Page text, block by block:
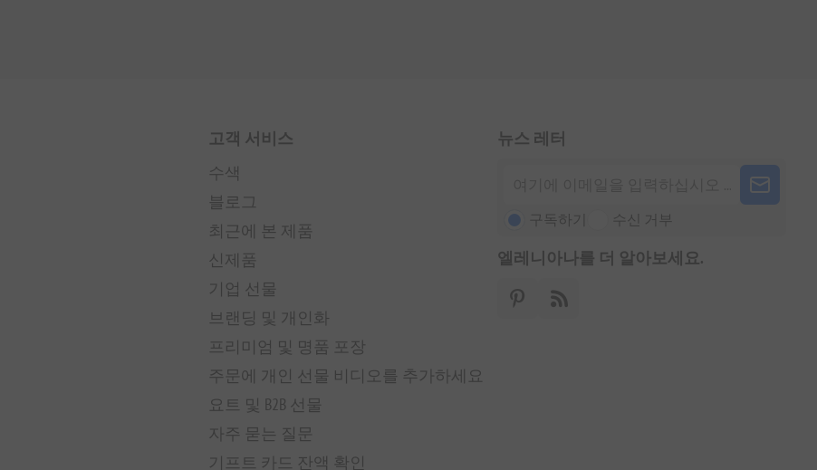
고객 서비스
수색
블로그
최근에 본 제품
신제품
기업 선물
브랜딩 및 개인화
프리미엄 및 명품 포장
주문에 개인 선물 비디오를 추가하세요
요트 및 B2B 선물
자주 묻는 질문
기프트 카드 잔액 확인
뉴스 레터
구독하기 수신 거부
엘레니아나를 더 알아보세요.